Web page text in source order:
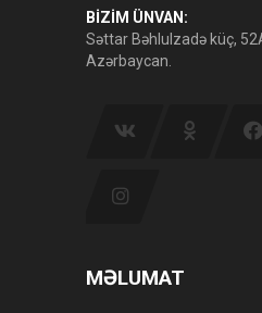
BİZİM ÜNVAN:
Səttar Bəhlulzadə küç,
Azərbaycan.
MƏLUMAT